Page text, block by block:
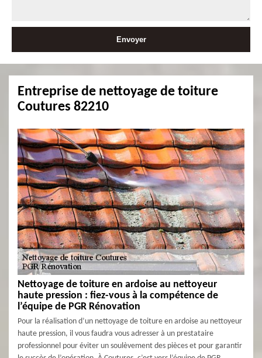
Entreprise de nettoyage de toiture
Coutures 82210
Nettoyage de toiture en ardoise au nettoyeur
haute pression : fiez-vous à la compétence de
l’équipe de PGR Rénovation
Pour la réalisation d’un nettoyage de toiture en ardoise au nettoyeur
haute pression, il vous faudra vous adresser à un prestataire
professionnel pour éviter un soulèvement des pièces et pour garantir